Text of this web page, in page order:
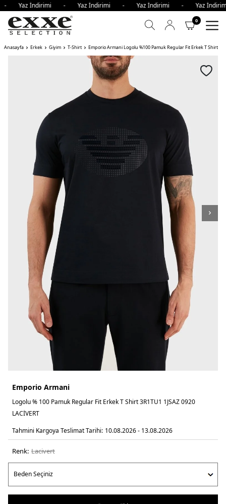
Yaz İndirimi - Yaz İndirimi - Yaz İndirimi - Yaz
0
Anasayfa Erkek Giyim T-Shirt Emporio Armani Logolu %100 Pamuk Regular Fit Erkek T Shirt
Emporio Armani
Logolu % 100 Pamuk Regular Fit Erkek T Shirt 3R1TU1 1JSAZ 0920
LACİVERT
Tahmini Kargoya Teslimat Tarihi: 10.08.2026 - 13.08.2026
Renk: laci̇vert